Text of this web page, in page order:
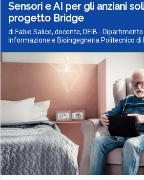
Sensori e AI per gli anziani
progetto Bridge
di Fabio Salice, docente, DEIB -
Informazione e Bioingegneria Politecnico di